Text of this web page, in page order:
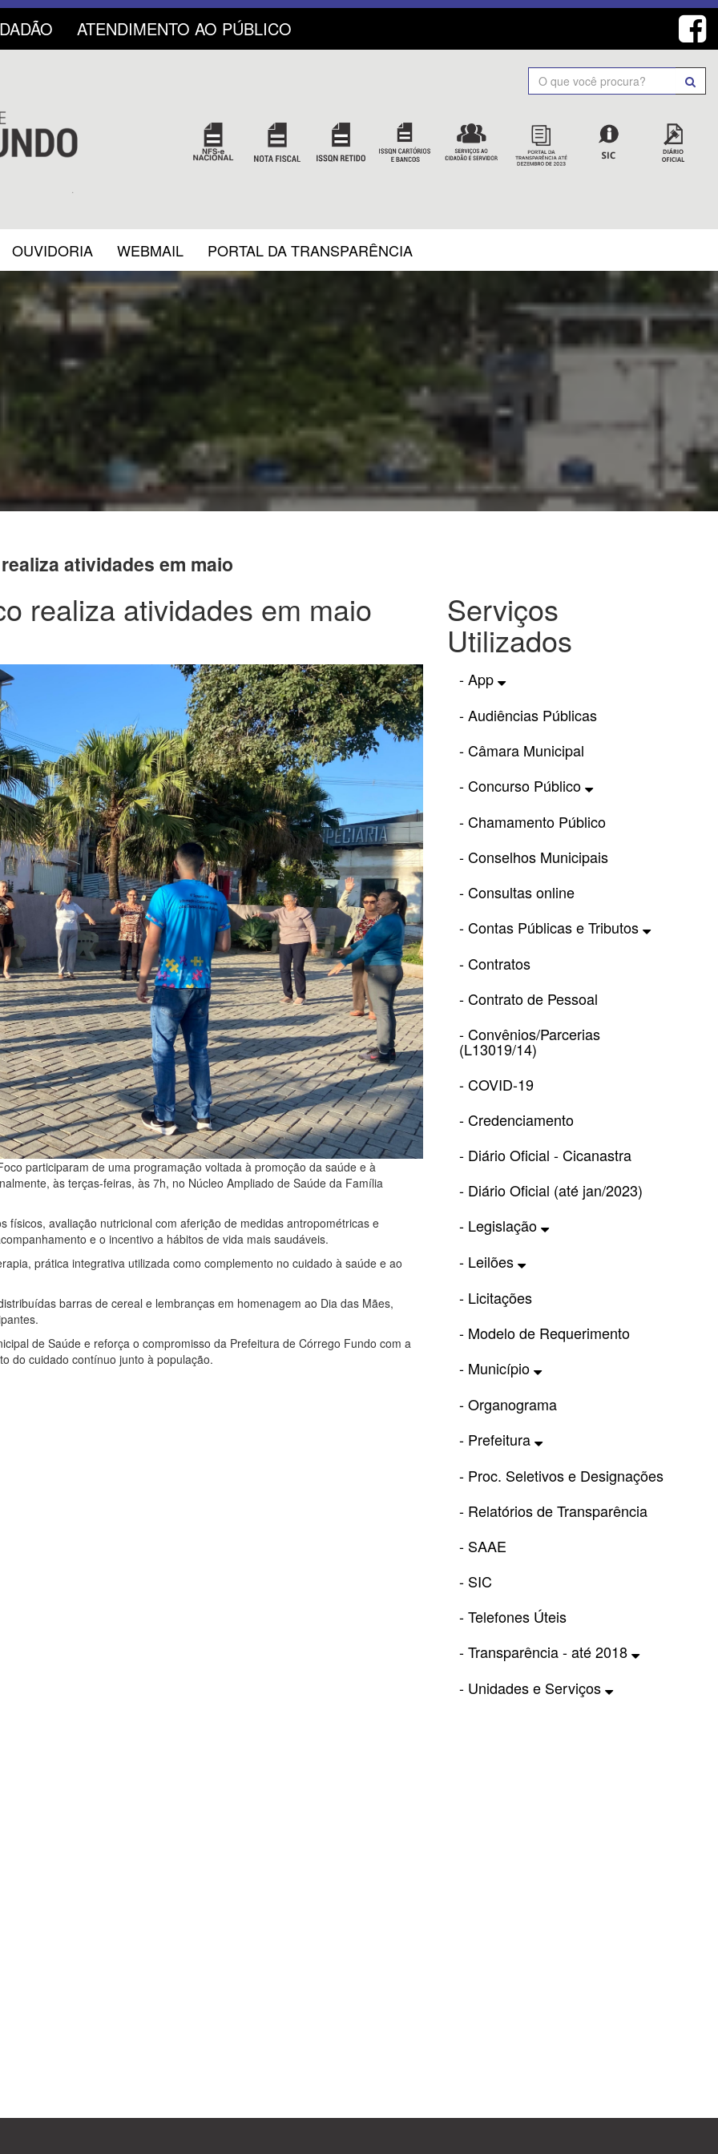
ATENDIMENTO AO PÚBLICO
Search
OUVIDORIA WEBMAIL PORTAL DA TRANSPARÊNCIA
atividades em maio
realiza atividades em maio
participaram de uma programação voltada à promoção da saúde e à
às terças-feiras, às 7h, no Núcleo Ampliado de Saúde da Família
avaliação nutricional com aferição de medidas antropométricas e
e o incentivo a hábitos de vida mais saudáveis.
prática integrativa utilizada como complemento no cuidado à saúde e ao
barras de cereal e lembranças em homenagem ao Dia das Mães,
de Saúde e reforça o compromisso da Prefeitura de Córrego Fundo com a
do cuidado contínuo junto à população.
Serviços
Utilizados
- App
- Audiências Públicas
- Câmara Municipal
- Concurso Público
- Chamamento Público
- Conselhos Municipais
- Consultas online
- Contas Públicas e Tributos
- Contratos
- Contrato de Pessoal
- Convênios/Parcerias
(L13019/14)
- COVID-19
- Credenciamento
- Diário Oficial - Cicanastra
- Diário Oficial (até jan/2023)
- Legislação
- Leilões
- Licitações
- Modelo de Requerimento
- Município
- Organograma
- Prefeitura
- Proc. Seletivos e Designações
- Relatórios de Transparência
- SAAE
- SIC
- Telefones Úteis
- Transparência - até 2018
- Unidades e Serviços